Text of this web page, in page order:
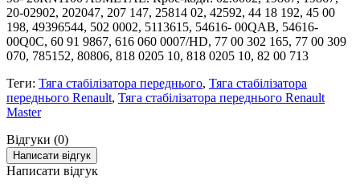
20-02902, 202047, 207 147, 25814 02, 42592, 44 18 192, 45 00
198, 49396544, 502 0002, 5113615, 54616- 00QAB, 54616-
00Q0C, 60 91 9867, 616 060 0007/HD, 77 00 302 165, 77 00 309
070, 785152, 80806, 818 0205 10, 818 0205 10, 82 00 713
Теги: Тяга стабілізатора переднього, Тяга стабілізатора
переднього Renault, Тяга стабілізатора переднього Renault
Master
Відгуки (0)
Написати відгук
Написати відгук